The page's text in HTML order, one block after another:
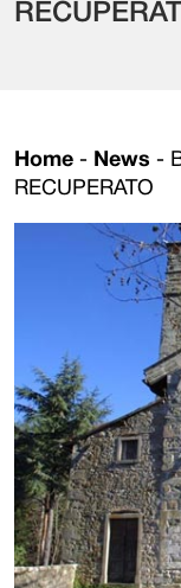
Home - News -
RECUPERATO